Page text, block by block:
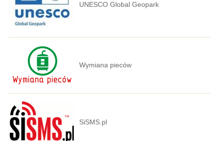
UNESCO Global Geopark
Wymiana pieców
SiSMS.pl